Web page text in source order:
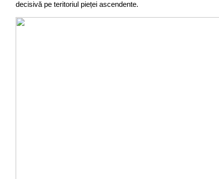
decisivă pe teritoriul pieței ascendente.